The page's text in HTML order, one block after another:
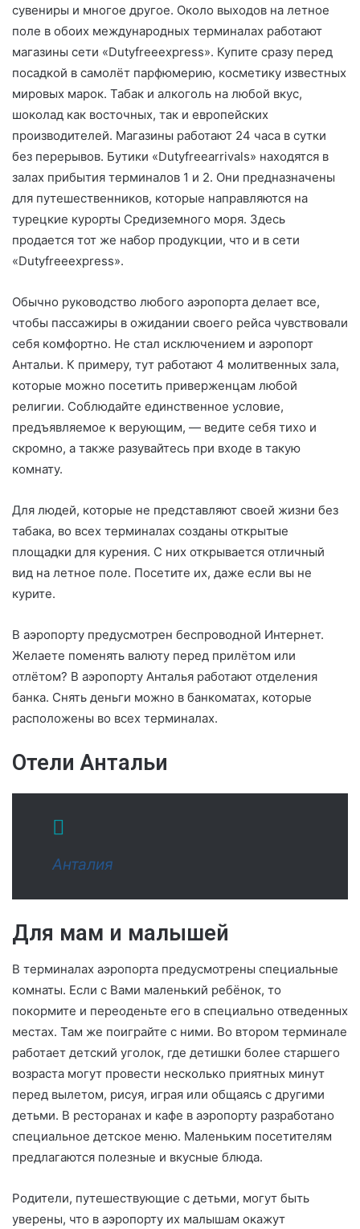
сувениры и многое другое. Около выходов на летное
поле в обоих международных терминалах работают
магазины сети «Dutyfreeexpress». Купите сразу перед
посадкой в самолёт парфюмерию, косметику известных
мировых марок. Табак и алкоголь на любой вкус,
шоколад как восточных, так и европейских
производителей. Магазины работают 24 часа в сутки
без перерывов. Бутики «Dutyfreearrivals» находятся в
залах прибытия терминалов 1 и 2. Они предназначены
для путешественников, которые направляются на
турецкие курорты Средиземного моря. Здесь
продается тот же набор продукции, что и в сети
«Dutyfreeexpress».
Обычно руководство любого аэропорта делает все,
чтобы пассажиры в ожидании своего рейса чувствовали
себя комфортно. Не стал исключением и аэропорт
Антальи. К примеру, тут работают 4 молитвенных зала,
которые можно посетить приверженцам любой
религии. Соблюдайте единственное условие,
предъявляемое к верующим, — ведите себя тихо и
скромно, а также разувайтесь при входе в такую
комнату.
Для людей, которые не представляют своей жизни без
табака, во всех терминалах созданы открытые
площадки для курения. С них открывается отличный
вид на летное поле. Посетите их, даже если вы не
курите.
В аэропорту предусмотрен беспроводной Интернет.
Желаете поменять валюту перед прилётом или
отлётом? В аэропорту Анталья работают отделения
банка. Снять деньги можно в банкоматах, которые
расположены во всех терминалах.
Отели Антальи
Анталия
Для мам и малышей
В терминалах аэропорта предусмотрены специальные
комнаты. Если с Вами маленький ребёнок, то
покормите и переоденьте его в специально отведенных
местах. Там же поиграйте с ними. Во втором терминале
работает детский уголок, где детишки более старшего
возраста могут провести несколько приятных минут
перед вылетом, рисуя, играя или общаясь с другими
детьми. В ресторанах и кафе в аэропорту разработано
специальное детское меню. Маленьким посетителям
предлагаются полезные и вкусные блюда.
Родители, путешествующие с детьми, могут быть
уверены, что в аэропорту их малышам окажут